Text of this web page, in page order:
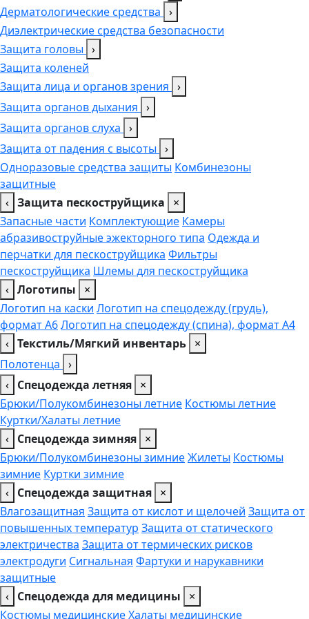
Дерматологические средства ›
Диэлектрические средства безопасности
Защита головы ›
Защита коленей
Защита лица и органов зрения ›
Защита органов дыхания ›
Защита органов слуха ›
Защита от падения с высоты ›
Одноразовые средства защиты Комбинезоны
защитные
‹ Защита пескоструйщика
×
Запасные части Комплектующие Камеры
абразивоструйные эжекторного типа Одежда и
перчатки для пескоструйщика Фильтры
пескоструйщика Шлемы для пескоструйщика
‹ Логотипы
×
Логотип на каски Логотип на спецодежду (грудь),
формат А6Логотип на спецодежду (спина), формат А4
‹ Текстиль/Мягкий инвентарь ×
Полотенца ›
‹ Спецодежда летняя ×
Брюки/Полукомбинезоны летние Костюмы летние
Куртки/Халаты летние
‹ Спецодежда зимняя ×
Брюки/Полукомбинезоны зимниеЖилеты Костюмы
зимние Куртки зимние
‹ Спецодежда защитная ×
Влагозащитная Защита от кислот и щелочей Защита от
повышенных температур Защита от статического
электричества Защита от термических рисков
электродуги Сигнальная Фартуки и нарукавники
защитные
‹ Спецодежда для медицины
×
Костюмы медицинскиеХалаты медицинские